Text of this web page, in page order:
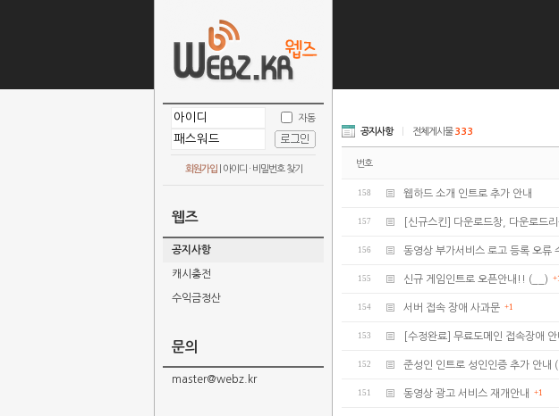
자동
회원가입| 아이디 · 비밀번호 찾기
웹즈
공지사항
캐시충전
수익금정산
문의
master@webz.kr
공지사항 전체게시물333
번호
158 웹하드 소개 인트로 추가 안내
157 [신규스킨] 다운로드창, 다운로드
156 동영상 부가서비스 로고 등록 오류
155 신규 게임인트로 오픈안내!! (__)
154 서버 접속 장애 사과문 +1
153 [수정완료] 무료도메인 접속장애 안
152 준성인 인트로 성인인증 추가 안내
151 동영상 광고 서비스 재개안내 +1